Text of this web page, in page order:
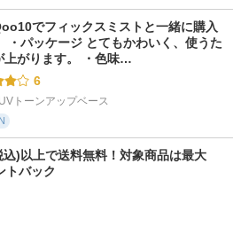
でフィックスミストと一緒に購入
・パッケージ とてもかわいく、使うた
上がります。 ・色味…
6
トーンアップベース
)以上で送料無料！対象商品は最大
トバック